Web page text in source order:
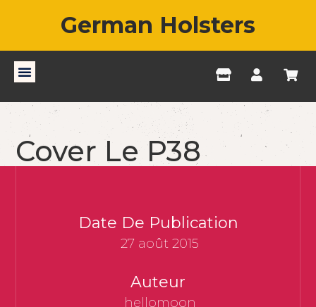
German Holsters
Cover Le P38
Date De Publication
27 août 2015
Auteur
hellomoon